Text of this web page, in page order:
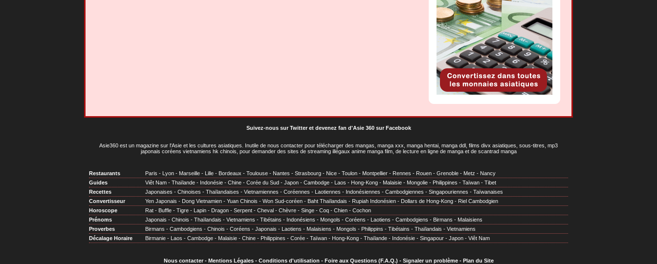
Suivez-nous sur Twitteret devenez fan d'Asie 360 sur Facebook
Asie360 est un magazine sur l'Asie et les cultures asiatiques . Inutile de nous contacter pour télécharger des mangas, manga xxx, manga hentai, manga ddl, films divx asiatiques, sous-titres, mp3
japonais coréens vietnamiens hk chinois, pour demander des sites de streaming illégaux anime manga film, de lecture en ligne de manga et de scantrad manga
Restaurants Paris - Lyon - Marseille - Lille - Bordeaux - Toulouse - Nantes - Strasbourg - Nice - Toulon - Montpellier - Rennes - Rouen - Grenoble - Metz - Nancy
Guides
Viêt Nam - Thaïlande - Indonésie - Chine - Corée du Sud - Japon - Cambodge - Laos - Hong-Kong - Malaisie - Mongolie - Philippines - Taïwan - Tibet
Recettes
Japonaises - Chinoises - Thaïlandaises - Vietnamiennes - Coréennes - Laotiennes - Indonésiennes - Cambodgiennes - Singapouriennes - Taïwanaises
Convertisseur
Yen Japonais - Dong Vietnamien - Yuan Chinois - Won Sud-coréen - Baht Thaïlandais - Rupiah Indonésien - Dollars de Hong-Kong - Riel Cambodgien
Horoscope
Rat - Buffle - Tigre - Lapin - Dragon - Serpent - Cheval - Chèvre - Singe - Coq - Chien - Cochon
Prénoms
Japonais - Chinois - Thaïlandais - Vietnamiens - Tibétains - Indonésiens - Mongols - Coréens - Laotiens - Cambodgiens - Birmans - Malaisiens
Proverbes
Birmans - Cambodgiens - Chinois - Coréens - Japonais - Laotiens - Malaisiens - Mongols - Philippins - Tibétains - Thaïlandais - Vietnamiens
Décalage Horaire
Birmanie - Laos - Cambodge - Malaisie - Chine - Philippines - Corée - Taïwan - Hong-Kong - Thaïlande - Indonésie - Singapour - Japon - Viêt Nam
Nous contacter- Mentions Légales- Conditions d'utilisation - Foire aux Questions (F.A.Q.) - Signaler un problème- Plan du Site